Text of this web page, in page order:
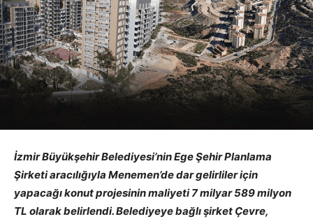
İzmir Büyükşehir Belediyesi’nin Ege Şehir Planlama
Şirketi aracılığıyla Menemen’de dar gelirliler için
yapacağı konut projesinin maliyeti 7 milyar 589 milyon
TL olarak belirlendi. Belediyeye bağlı şirket Çevre,